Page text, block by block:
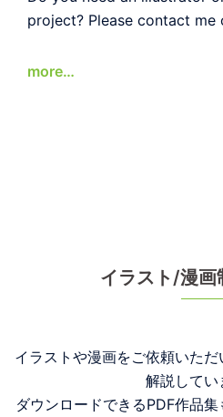
project? Please contact me
more…
イラスト/漫画
イラストや漫画をご依頼いた
解説してい
ダウンロードできるPDF作品